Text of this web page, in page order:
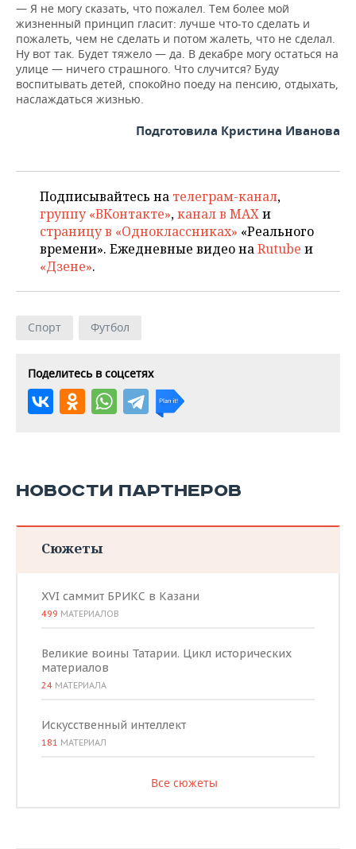
— Я не могу сказать, что пожалел. Тем более мой
жизненный принцип гласит: лучше что-то сделать и
пожалеть, чем не сделать и потом жалеть, что не сделал.
Ну вот так. Будет тяжело — да. В декабре могу остаться на
улице — ничего страшного. Что случится? Буду
воспитывать детей, спокойно поеду на пенсию, отдыхать,
наслаждаться жизнью.
Подготовила Кристина Иванова
Подписывайтесь на телеграм-канал,
группу «ВКонтакте»,канал в MAXи
страницу в «Одноклассниках» «Реального
времени». Ежедневные видео наRutube и
«Дзене».
Спорт Футбол
Поделитесь в соцсетях
НОВОСТИ ПАРТНЕРОВ
Сюжеты
XVI саммит БРИКС в Казани
499 МАТЕРИАЛОВ
Великие воины Татарии. Цикл исторических
материалов
24 МАТЕРИАЛА
Искусственный интеллект
181 МАТЕРИАЛ
Все сюжеты